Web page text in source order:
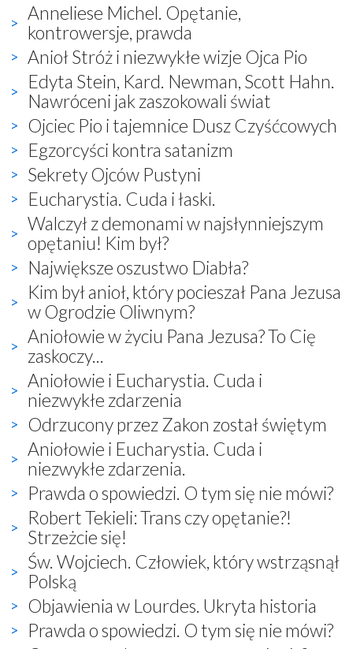
Anneliese Michel. Opętanie,
kontrowersje, prawda
Anioł Stróż i niezwykłe wizje Ojca Pio
Edyta Stein, Kard. Newman, Scott Hahn.
Nawróceni jak zaszokowali świat
Ojciec Pio i tajemnice Dusz Czyśćcowych
Egzorcyści kontra satanizm
Sekrety Ojców Pustyni
Eucharystia. Cuda i łaski.
Walczył z demonami w najsłynniejszym
opętaniu! Kim był?
Największe oszustwo Diabła?
Kim był anioł, który pocieszał Pana Jezusa
w Ogrodzie Oliwnym?
Aniołowie w życiu Pana Jezusa? To Cię
zaskoczy...
Aniołowie i Eucharystia. Cuda i
niezwykłe zdarzenia
Odrzucony przez Zakon został świętym
Aniołowie i Eucharystia. Cuda i
niezwykłe zdarzenia.
Prawda o spowiedzi. O tym się nie mówi?
Robert Tekieli: Trans czy opętanie?!
Strzeżcie się!
Św. Wojciech. Człowiek, który wstrząsnął
Polską
Objawienia w Lourdes. Ukryta historia
Prawda o spowiedzi. O tym się nie mówi?